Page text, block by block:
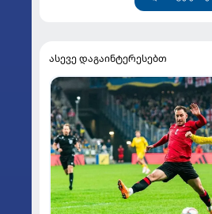
ასევე დაგაინტერესებთ